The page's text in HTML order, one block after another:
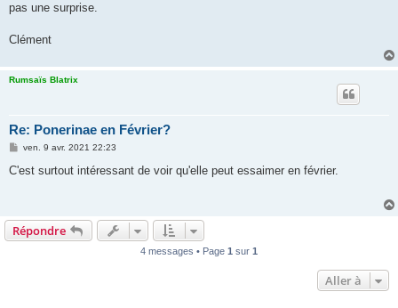
pas une surprise.
Clément
Rumsaïs Blatrix
Re: Ponerinae en Février?
M
s
ven. 9 avr. 2021 22:23
C'est surtout intéressant de voir qu'elle peut essaimer en février.
Répondre
4 messages • Page 1 sur 1
Aller à